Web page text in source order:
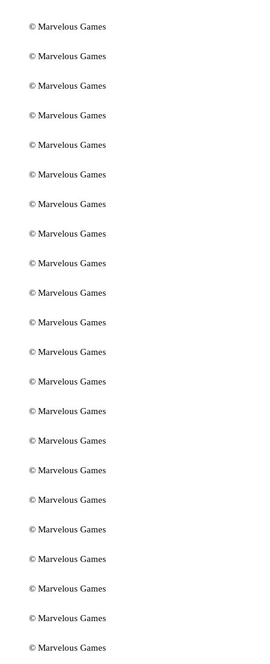
© Marvelous Games
© Marvelous Games
© Marvelous Games
© Marvelous Games
© Marvelous Games
© Marvelous Games
© Marvelous Games
© Marvelous Games
© Marvelous Games
© Marvelous Games
© Marvelous Games
© Marvelous Games
© Marvelous Games
© Marvelous Games
© Marvelous Games
© Marvelous Games
© Marvelous Games
© Marvelous Games
© Marvelous Games
© Marvelous Games
© Marvelous Games
© Marvelous Games